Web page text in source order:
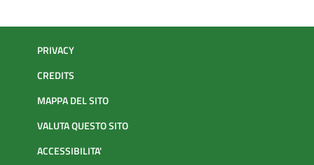
PRIVACY
CREDITS
MAPPA DEL SITO
VALUTA QUESTO SITO
ACCESSIBILITA'